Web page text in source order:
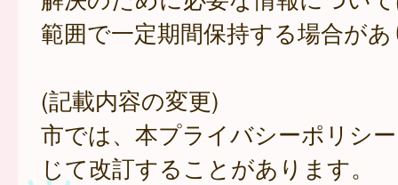
範囲で一定期間保持する場合が
(記載内容の変更)
市では、本プライバシーポリシ
じて改訂することがあります。